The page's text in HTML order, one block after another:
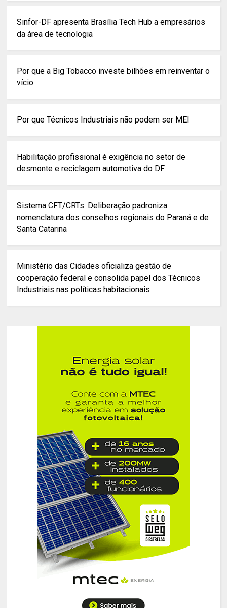
Sinfor-DF apresenta Brasília Tech Hub a empresários
da área de tecnologia
Por que a Big Tobacco investe bilhões em reinventar o
vício
Por que Técnicos Industriais não podem ser MEI
Habilitação profissional é exigência no setor de
desmonte e reciclagem automotiva do DF
Sistema CFT/CRTs: Deliberação padroniza
nomenclatura dos conselhos regionais do Paraná e de
Santa Catarina
Ministério das Cidades oficializa gestão de
cooperação federal e consolida papel dos Técnicos
Industriais nas políticas habitacionais